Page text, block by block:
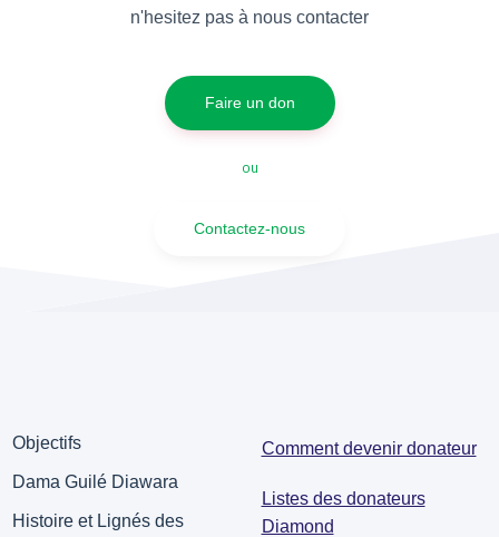
n'hesitez pas à nous contacter
Faire un don
ou
Contactez-nous
Objectifs
Dama Guilé Diawara
Histoire et Lignés des
Comment devenir donateur
Listes des donateurs
Diamond